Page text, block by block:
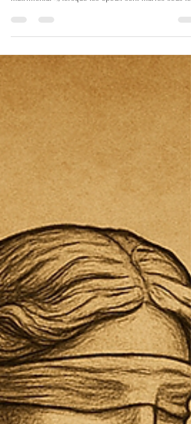
matrimonial »), lorsque les époux sont mariés sous le
régime légal de la communauté réduite aux acquêts
régime matrimonial le plus répandu) ? Il s'agit de la
répartition de tous le biens entre les ex-époux : - les
meubles (ceux qui décorent votre intérieur, mais
également les véhicules, l'argent, les titres non
négociables comme les part de société de personnes,
les titr